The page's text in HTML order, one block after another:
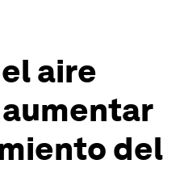
aire
del